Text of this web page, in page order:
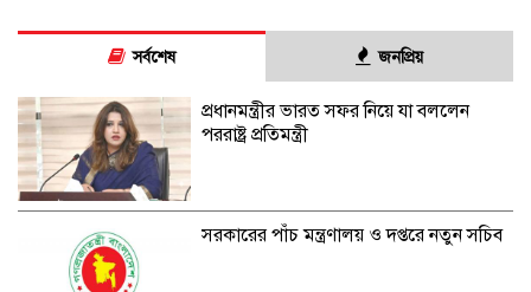
সর্বশেষ জনপ্রিয়
প্রধানমন্ত্রীর ভারত সফর নিয়ে যা বললেন
পররাষ্ট্র প্রতিমন্ত্রী
সরকারের পাঁচ মন্ত্রণালয় ও দপ্তরে নতুন সচিব